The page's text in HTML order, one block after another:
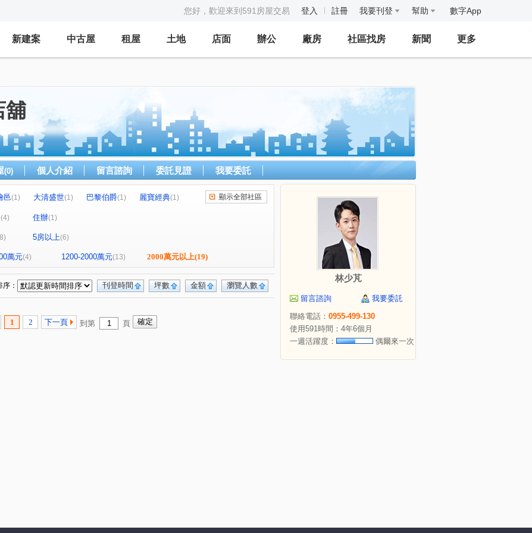
您好，歡迎來到591房屋交易 登入 註冊 我要刊登 幫助 數字App
新建案 中古屋 租屋 土地 店面 辦公 廠房 社區找房 新聞 更多
舖
(0) 個人介紹 留言諮詢 委託見證 我要委託
邑(1) 大清盛世(1) 巴黎伯爵(1) 麗寶經典(1)
森PLAZA (1)
(1) 竹城兼六園(1)
揚君喆(1) 星馳市(1) 鴻築麗苑 君邑富疆(1)
二街(1) 日光路(1) 南竹路二段(1)
華路(1) 三民路三段(1) 領航南路三段 (1)
街(1) 國豐五街(1) 大有路(1) 莊泰路(1)
街(1) 莊一街 (1) 中正路 (1) 和平路(1)
顯示全部社區
(4) 住辦(1)
5房以上(6)
萬元(4) 1200-2000萬元(13) 2000萬元以上(19)
瀏覽人數
金額
坪數
刊登時間
序：
1 2 下一頁 到第 頁
林少芃
留言諮詢
我要委託
聯絡電話： 0955-499-130
使用591時間：4年6個月
一週活躍度：
偶爾來一次